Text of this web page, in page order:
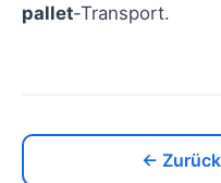
pallet‑Transport.
←